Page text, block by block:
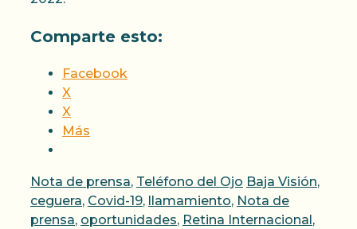
Comparte esto:
Facebook
X
X
Más
Categorías
Nota de prensa, Teléfono del Ojo Etiquetas
Baja Visión,
ceguera, Covid-19, llamamiento, Nota de
prensa, oportunidades, Retina Internacional ,